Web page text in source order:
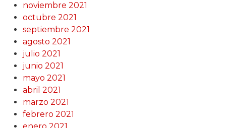
noviembre 2021
octubre 2021
septiembre 2021
agosto 2021
julio 2021
junio 2021
mayo 2021
abril 2021
marzo 2021
febrero 2021